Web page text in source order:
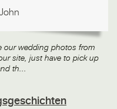
our wedding photos from
site, just have to pick up
th...